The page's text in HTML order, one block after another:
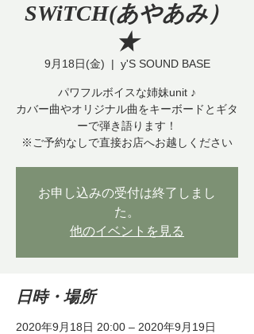
SWiTCH(あやあみ）
★
9月18日(金)
  |
y'S SOUND BASE
パワフルボイスな姉妹unit ♪
カバー曲やオリジナル曲をキーボードとギタ
ーで弾き語ります！
※ご予約なしで直接お店へお越しください
お申し込みの受付は終了しまし
た。
他のイベントを見る
日時・場所
2020年9月18日 20:00 – 2020年9月19日